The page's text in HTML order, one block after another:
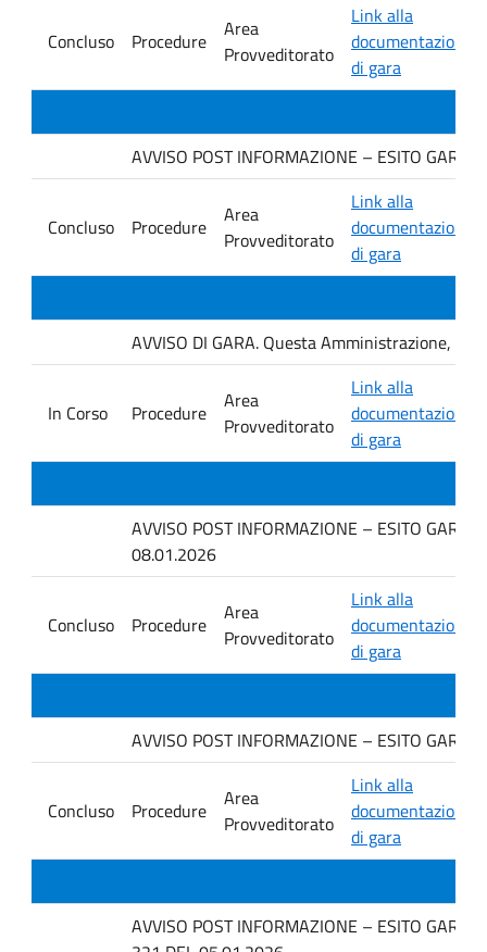
Concluso Procedure
Area
Provveditorato
Link alla
documentazione
di gara
AVVISO POST INFORMAZIONE – ESITO GARA
Concluso Procedure
Area
Provveditorato
Link alla
documentazione
di gara
AVVISO DI GARA. Questa Amministrazione,
In Corso Procedure
Area
Provveditorato
Link alla
documentazione
di gara
AVVISO POST INFORMAZIONE – ESITO GARA
08.01.2026
Concluso Procedure
Area
Provveditorato
Link alla
documentazione
di gara
AVVISO POST INFORMAZIONE – ESITO GARA
Concluso Procedure
Area
Provveditorato
Link alla
documentazione
di gara
AVVISO POST INFORMAZIONE – ESITO GARA